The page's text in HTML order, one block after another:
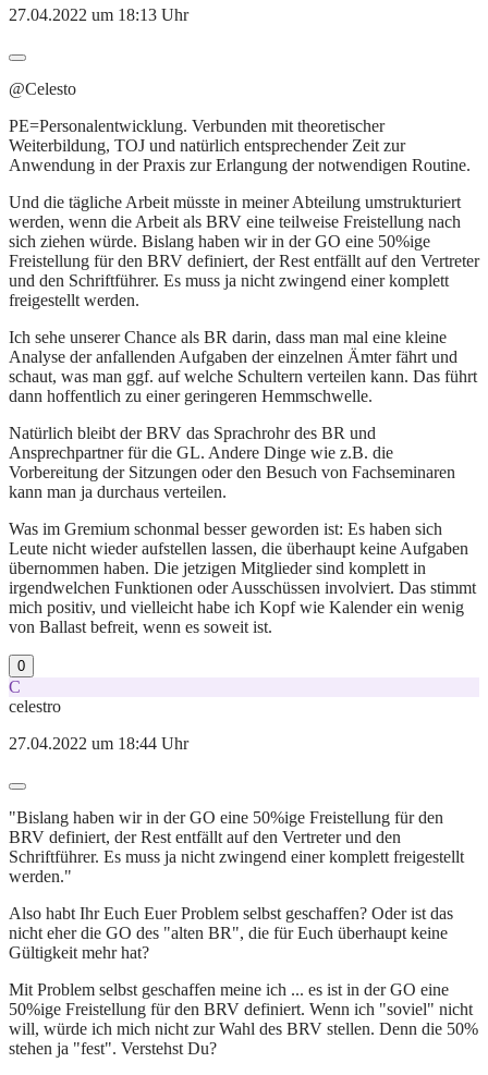
27.04.2022 um 18:13 Uhr
@Celesto
PE=Personalentwicklung. Verbunden mit theoretischer
Weiterbildung, TOJ und natürlich entsprechender Zeit zur
Anwendung in der Praxis zur Erlangung der notwendigen Routine.
Und die tägliche Arbeit müsste in meiner Abteilung umstrukturiert
werden, wenn die Arbeit als BRV eine teilweise Freistellung nach
sich ziehen würde. Bislang haben wir in der GO eine 50%ige
Freistellung für den BRV definiert, der Rest entfällt auf den Vertreter
und den Schriftführer. Es muss ja nicht zwingend einer komplett
freigestellt werden.
Ich sehe unserer Chance als BR darin, dass man mal eine kleine
Analyse der anfallenden Aufgaben der einzelnen Ämter fährt und
schaut, was man ggf. auf welche Schultern verteilen kann. Das führt
dann hoffentlich zu einer geringeren Hemmschwelle.
Natürlich bleibt der BRV das Sprachrohr des BR und
Ansprechpartner für die GL. Andere Dinge wie z.B. die
Vorbereitung der Sitzungen oder den Besuch von Fachseminaren
kann man ja durchaus verteilen.
Was im Gremium schonmal besser geworden ist: Es haben sich
Leute nicht wieder aufstellen lassen, die überhaupt keine Aufgaben
übernommen haben. Die jetzigen Mitglieder sind komplett in
irgendwelchen Funktionen oder Ausschüssen involviert. Das stimmt
mich positiv, und vielleicht habe ich Kopf wie Kalender ein wenig
von Ballast befreit, wenn es soweit ist.
0
C
celestro
27.04.2022 um 18:44 Uhr
"Bislang haben wir in der GO eine 50%ige Freistellung für den
BRV definiert, der Rest entfällt auf den Vertreter und den
Schriftführer. Es muss ja nicht zwingend einer komplett freigestellt
werden."
Also habt Ihr Euch Euer Problem selbst geschaffen? Oder ist das
nicht eher die GO des "alten BR", die für Euch überhaupt keine
Gültigkeit mehr hat?
Mit Problem selbst geschaffen meine ich ... es ist in der GO eine
50%ige Freistellung für den BRV definiert. Wenn ich "soviel" nicht
will, würde ich mich nicht zur Wahl des BRV stellen. Denn die 50%
stehen ja "fest". Verstehst Du?